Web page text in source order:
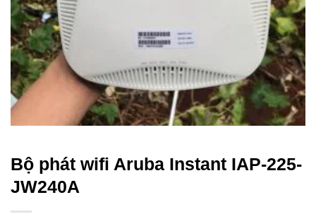
Bộ phát wifi Aruba Instant IAP-225-
JW240A